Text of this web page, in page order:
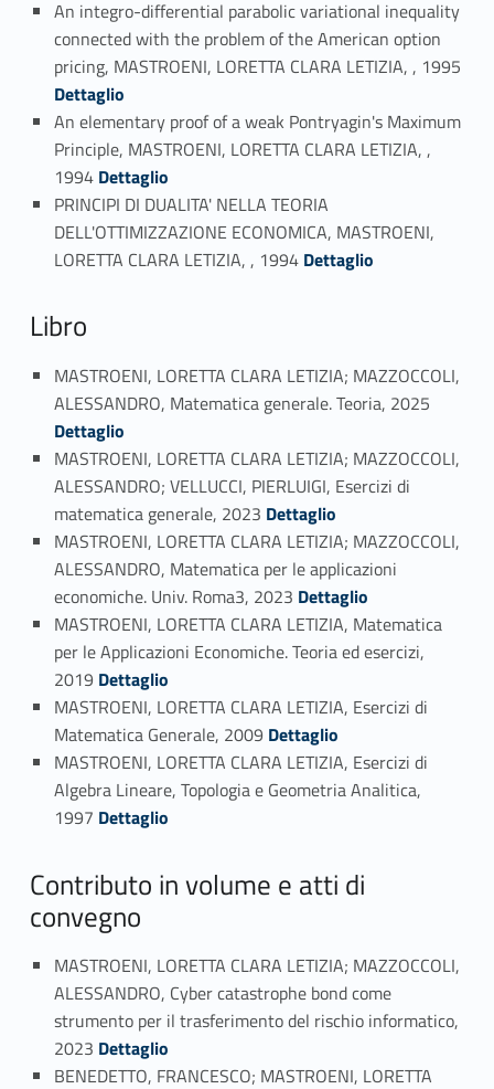
An integro-differential parabolic variational inequality
connected with the problem of the American option
pricing, MASTROENI, LORETTA CLARA LETIZIA, , 1995
Dettaglio
An elementary proof of a weak Pontryagin's Maximum
Principle, MASTROENI, LORETTA CLARA LETIZIA, ,
1994Link identifier #identifier_person_7250-53
Dettaglio
PRINCIPI DI DUALITA' NELLA TEORIA
DELL'OTTIMIZZAZIONE ECONOMICA, MASTROENI,
LORETTA CLARA LETIZIA, , 1994 Link identifier #identifier_person_119680-54
Dettaglio
Libro
MASTROENI, LORETTA CLARA LETIZIA; MAZZOCCOLI,
ALESSANDRO, Matematica generale. Teoria, 2025
Dettaglio
MASTROENI, LORETTA CLARA LETIZIA; MAZZOCCOLI,
ALESSANDRO; VELLUCCI, PIERLUIGI, Esercizi di
matematica generale, 2023 Link identifier #identifier_person_16365-56
Dettaglio
MASTROENI, LORETTA CLARA LETIZIA; MAZZOCCOLI,
ALESSANDRO, Matematica per le applicazioni
economiche. Univ. Roma3, 2023 Link identifier #identifier_person_48605-57
Dettaglio
MASTROENI, LORETTA CLARA LETIZIA, Matematica
per le Applicazioni Economiche. Teoria ed esercizi,
2019 Link identifier #identifier_person_82670-58
Dettaglio
MASTROENI, LORETTA CLARA LETIZIA, Esercizi di
Matematica Generale, 2009 Link identifier #identifier_person_59201-59
Dettaglio
MASTROENI, LORETTA CLARA LETIZIA, Esercizi di
Algebra Lineare, Topologia e Geometria Analitica,
1997 Link identifier #identifier_person_170313-60
Dettaglio
Contributo in volume e atti di
convegno
MASTROENI, LORETTA CLARA LETIZIA; MAZZOCCOLI,
ALESSANDRO, Cyber catastrophe bond come
strumento per il trasferimento del rischio informatico,
2023 Link identifier #identifier_person_10106-61
Dettaglio
BENEDETTO, FRANCESCO; MASTROENI, LORETTA